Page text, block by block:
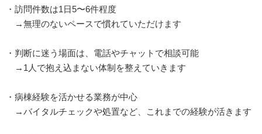
・訪問件数は1日5〜6件程度
→無理のないペースで慣れていただけます
・判断に迷う場面は、電話やチャットで相談可能
→1人で抱え込まない体制を整えていきます
・病棟経験を活かせる業務が中心
→バイタルチェックや処置など、これまでの経験が活きます